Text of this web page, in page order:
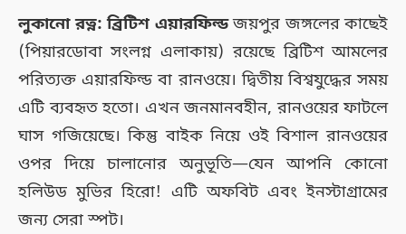
লুকানো রত্ন: ব্রিটিশ এয়ারফিল্ডজয়পুর জঙ্গলের কাছেই
(পিয়ারডোবা সংলগ্ন এলাকায়) রয়েছে ব্রিটিশ আমলের
পরিত্যক্ত এয়ারফিল্ড বা রানওয়ে। দ্বিতীয় বিশ্বযুদ্ধের সময়
এটি ব্যবহৃত হতো। এখন জনমানবহীন, রানওয়ের ফাটলে
ঘাস গজিয়েছে। কিন্তু বাইক নিয়ে ওই বিশাল রানওয়ের
ওপর দিয়ে চালানোর অনুভূতি—যেন আপনি কোনো
হলিউড মুভির হিরো! এটি অফবিট এবং ইনস্টাগ্রামের
জন্য সেরা স্পট।